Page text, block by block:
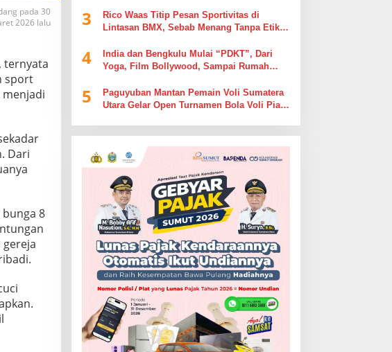
pada 30
2026 lalu
ternyata
sport
Dari
8
3
Rico Waas Titip Pesan Sportivitas di
Lintasan BMX, Sebab Menang Tanpa Etika
4
India dan Bengkulu Mulai “PDKT”, Dari
Yoga, Film Bollywood, Sampai Rumah
5
Paguyuban Mantan Pemain Voli Sumatera
Utara Gelar Open Turnamen Bola Voli Piala